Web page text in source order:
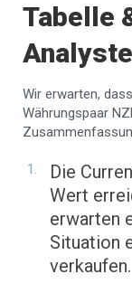
Tabelle
Wir erwarten,
Währungspaar
Die
Wert
erwarten
Situation
verkaufen.